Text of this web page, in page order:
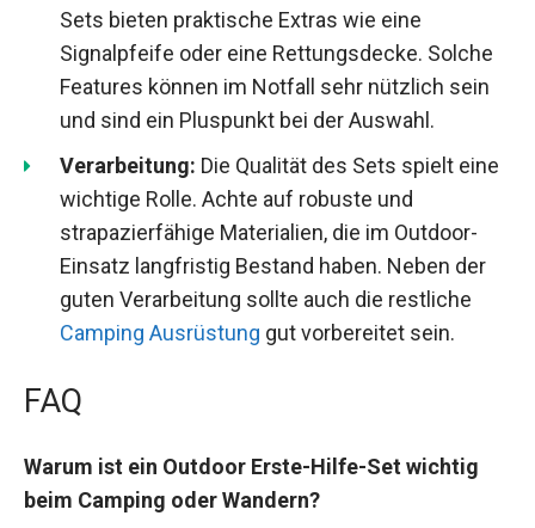
Sets bieten praktische Extras wie eine
Signalpfeife oder eine Rettungsdecke. Solche
Features können im Notfall sehr nützlich sein
und sind ein Pluspunkt bei der Auswahl.
Verarbeitung: Die Qualität des Sets spielt eine
wichtige Rolle. Achte auf robuste und
strapazierfähige Materialien, die im Outdoor-
Einsatz langfristig Bestand haben. Neben der
guten Verarbeitung sollte auch die restliche
Camping Ausrüstung gut vorbereitet sein.
FAQ
Warum ist ein Outdoor Erste-Hilfe-Set wichtig
beim Camping oder Wandern?